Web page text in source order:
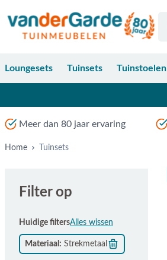
Loungesets Tuinsets Tuinstoelen
Meer dan 80 jaar ervaring
Home Tuinsets
Filter op
Huidige filtersAlles wissen
Materiaal Strekmetaal